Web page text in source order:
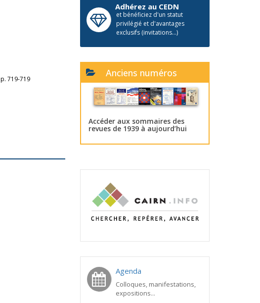
p. 719-719
Adhérez au CEDN
et bénéficiez d'un statut
privilégié et d'avantages
exclusifs (invitations...)
Anciens numéros
Accéder aux sommaires des
revues de 1939 à aujourd’hui
Agenda
Colloques, manifestations,
expositions...